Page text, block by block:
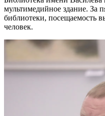
мультимедийное здание. За
библиотеки, посещаемость
человек.